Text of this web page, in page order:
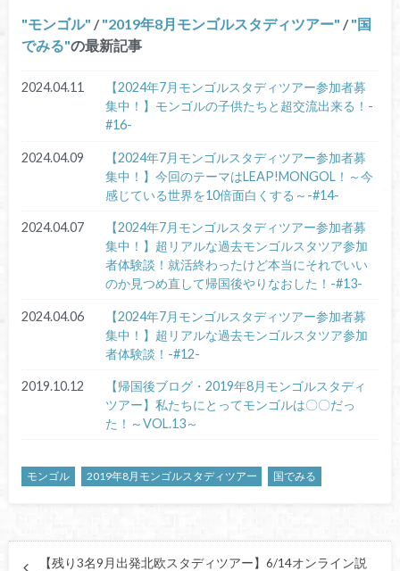
モンゴル / 2019年8月モンゴルスタディツアー /
国
でみる の最新記事
2024.04.11
【2024年7月モンゴルスタディツアー参加者募
集中！】モンゴルの子供たちと超交流出来る！-
#16-
2024.04.09
【2024年7月モンゴルスタディツアー参加者募
集中！】今回のテーマはLEAP!MONGOL！～今
感じている世界を10倍面白くする～-#14-
2024.04.07
【2024年7月モンゴルスタディツアー参加者募
集中！】超リアルな過去モンゴルスタツア参加
者体験談！就活終わったけど本当にそれでいい
のか見つめ直して帰国後やりなおした！-#13-
2024.04.06
【2024年7月モンゴルスタディツアー参加者募
集中！】超リアルな過去モンゴルスタツア参加
者体験談！-#12-
2019.10.12
【帰国後ブログ・2019年8月モンゴルスタディ
ツアー】私たちにとってモンゴルは〇〇だっ
た！～VOL.13～
モンゴル 2019年8月モンゴルスタディツアー 国でみる
【残り3名9月出発北欧スタディツアー】6/14オンライン説